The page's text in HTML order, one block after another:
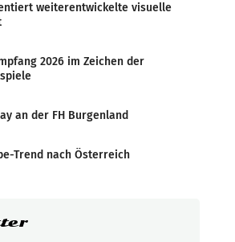
weiterentwickelte visuelle
2026 im Zeichen der
an der FH Burgenland
Trend nach Österreich